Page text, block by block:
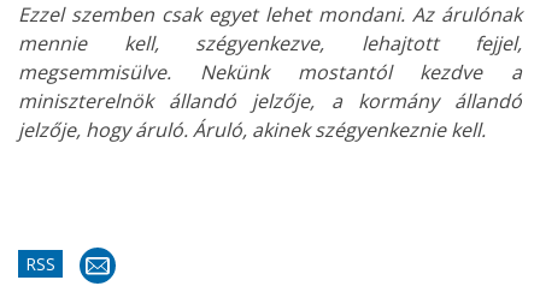
Ezzel szemben csak egyet lehet mondani. Az árulónak
mennie kell, szégyenkezve, lehajtott fejjel,
megsemmisülve. Nekünk mostantól kezdve a
miniszterelnök állandó jelzője, a kormány állandó
jelzője, hogy áruló. Áruló, akinek szégyenkeznie kell.
RSS